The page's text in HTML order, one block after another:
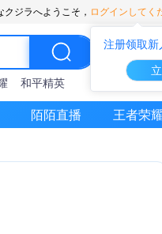
注册领取
クジラへようこそ， ログインしてく
和平精英
陌陌直播 王者荣耀